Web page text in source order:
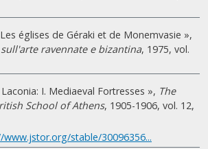
églises de Géraki et de Monemvasie »,
ravennate e bizantina, 1975, vol.
I. Mediaeval Fortresses », The
School of Athens, 1905-1906, vol. 12,
stable/30096356...